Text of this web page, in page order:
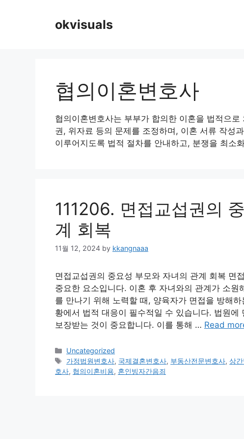
okvisuals
협의이혼변호사
협의이혼변호사는 부부가 합의한 이혼을 법적으
권, 위자료 등의 문제를 조정하며, 이혼 서류 작성
이루어지도록 법적 절차를 안내하고, 분쟁을 최소
111206. 면접교섭권의
계 회복
11월 12, 2024 by kkangnaaa
면접교섭권의 중요성 부모와 자녀의 관계 회복 면
중요한 요소입니다. 이혼 후 자녀와의 관계가 소
를 만나기 위해 노력할 때, 양육자가 면접을 방해
황에서 법적 대응이 필수적일 수 있습니다. 법원
보장받는 것이 중요합니다. 이를 통해 … Read
Categories
Uncategorized
Tags
가정법원변호사, 국제결혼변호사, 부동산전문변호사,상
호사, 협의이혼비용, 혼인빙자간음죄